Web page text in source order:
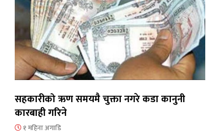
सहकारीको ऋण समयमै चुक्ता नगरे कडा कानुनी
कारबाही गरिने
१ महिना अगाडि